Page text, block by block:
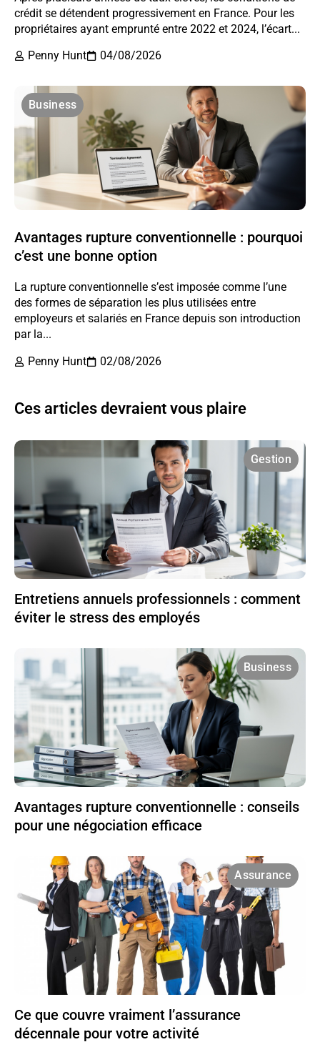
crédit se détendent progressivement en France. Pour les
propriétaires ayant emprunté entre 2022 et 2024, l’écart...
Penny Hunt
04/08/2026
Business
Avantages rupture conventionnelle : pourquoi
c’est une bonne option
La rupture conventionnelle s’est imposée comme l’une
des formes de séparation les plus utilisées entre
employeurs et salariés en France depuis son introduction
par la...
Penny Hunt
02/08/2026
Ces articles devraient vous plaire
Gestion
Entretiens annuels professionnels : comment
éviter le stress des employés
Business
Avantages rupture conventionnelle : conseils
pour une négociation efficace
Assurance
Ce que couvre vraiment l’assurance
décennale pour votre activité